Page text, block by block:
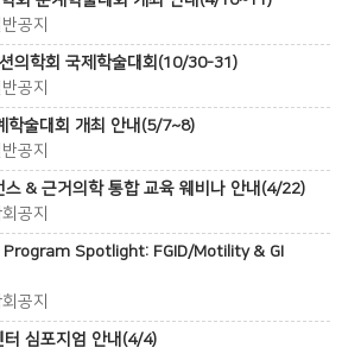
공지
의학회 국제학술대회(10/30-31)
공지
학술대회 개최 안내(5/7~8)
공지
스 & 근거의학 통합 교육 웨비나 안내(4/22)
공지
Spotlight: FGID/Motility & GI
공지
심포지엄 안내(4/4)